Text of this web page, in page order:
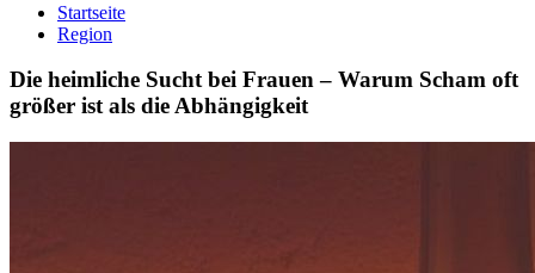
Startseite
Region
Die heimliche Sucht bei Frauen – Warum Scham oft
größer ist als die Abhängigkeit